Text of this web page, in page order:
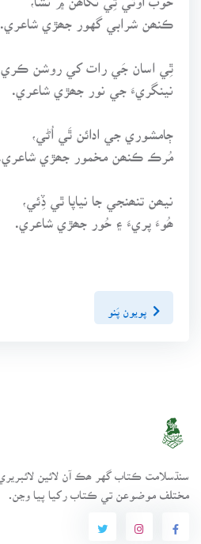
ڪنھن شرابي گهور جھڙي شاعري.
ٿِي اسان جَي رات کي روشن ڪري،
نينگريءَ جي نور جھڙي شاعري.
ڄامشوري جي ادائن ٿَي اُڻي،
مُرڪ ڪنھن مخمور جھڙي شاعري.
نيھن تنھنجي جا نياپا ٿي ڏِئي،
ھُوءَ پريءَ ۽ حُور جھڙي شاعري.
پويون پَنو
مختلف موضوعن تي ڪتاب رکيا پيا وڃن.